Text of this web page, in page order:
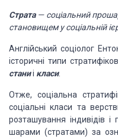
Страта — соціальний
становищем у соціальній
Англійський соціолог
історичні типи
станиі класи.
Отже, соціальна
соціальні класи та
розташування індивідів
шарами (стратами) за